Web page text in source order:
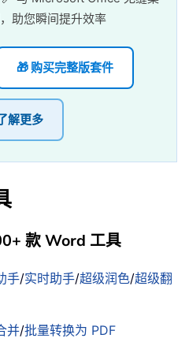
助您瞬间提升效率
🎁 购买完整版套件
解更多
款 Word 工具
手/实时助手/超级润色/超级翻
并/批量转换为 PDF